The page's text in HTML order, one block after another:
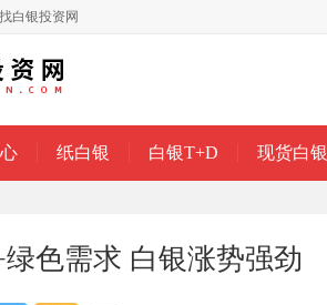
白银投资网
纸白银 白银T+D 现货白银
色需求 白银涨势强劲